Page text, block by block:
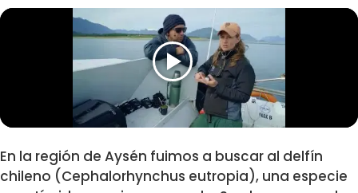
En la región de Aysén fuimos a buscar al delfín
chileno (Cephalorhynchus eutropia), una especie